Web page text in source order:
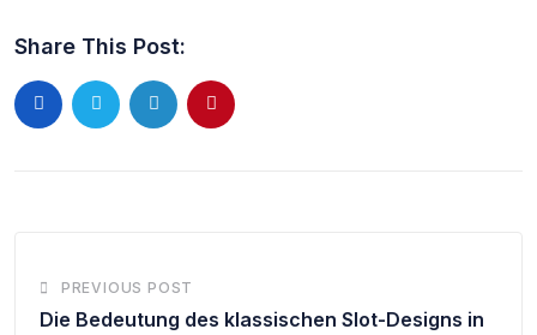
Share This Post:
PREVIOUS POST
Die Bedeutung des klassischen Slot-Designs in